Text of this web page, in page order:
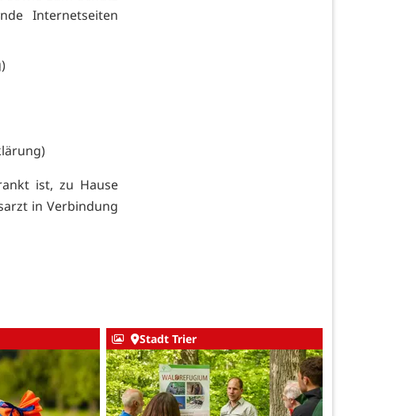
Internetseiten
ist, zu Hause
in Verbindung
Stadt Trier